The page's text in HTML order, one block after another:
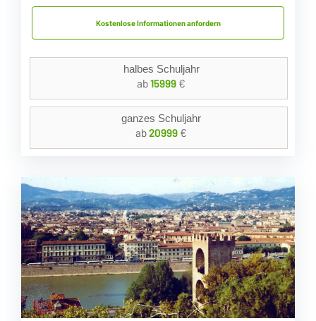
Kostenlose Informationen anfordern
halbes Schuljahr
ab15999 €
ganzes Schuljahr
ab20999 €